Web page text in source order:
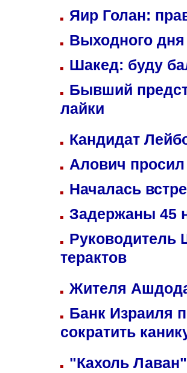
Яир Голан:
Выходного
Шакед: буду
Бывший
лайки
Кандидат
Алович просил
Началась
Задержаны 45
Руководитель
терактов
Жителя
Банк Израиля
сократить
"Кахоль